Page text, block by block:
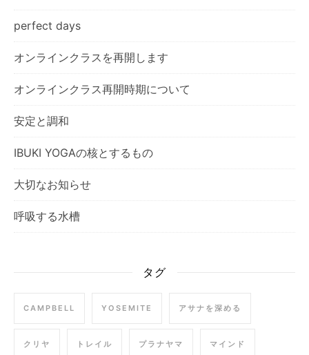
perfect days
オンラインクラスを再開します
オンラインクラス再開時期について
安定と調和
IBUKI YOGAの核とするもの
大切なお知らせ
呼吸する水槽
タグ
CAMPBELL YOSEMITE アサナを深める
クリヤ トレイル プラナヤマ マインド